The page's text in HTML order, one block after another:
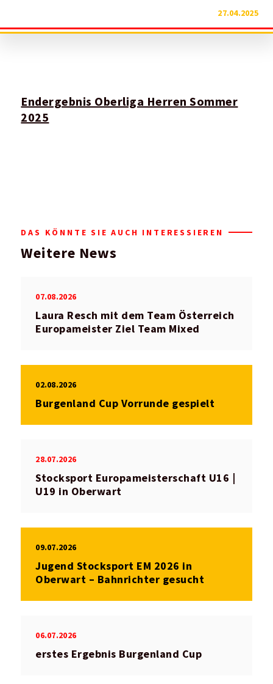
27.04.2025
Endergebnis Oberliga Herren Sommer
2025
DAS KÖNNTE SIE AUCH INTERESSIEREN
Weitere News
07.08.2026
Laura Resch mit dem Team Österreich
Europameister Ziel Team Mixed
02.08.2026
Burgenland Cup Vorrunde gespielt
28.07.2026
Stocksport Europameisterschaft U16 |
U19 in Oberwart
09.07.2026
Jugend Stocksport EM 2026 in
Oberwart – Bahnrichter gesucht
06.07.2026
erstes Ergebnis Burgenland Cup